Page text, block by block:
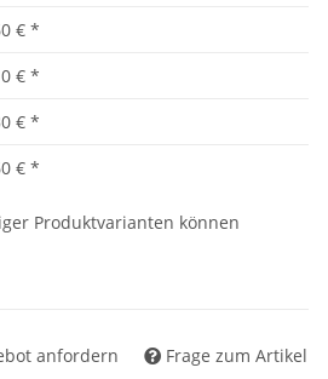
€ *
€ *
€ *
€ *
Produktvarianten können
anfordern Frage zum Artikel